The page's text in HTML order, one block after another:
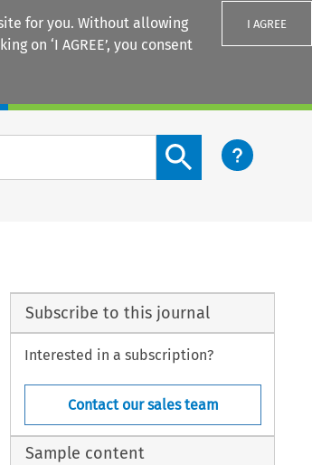
for you. Without allowing
on ‘I AGREE’, you consent
I AGREE
Search content button
Subscribe to this journal
Interested in a subscription?
Contact our sales team
Sample content